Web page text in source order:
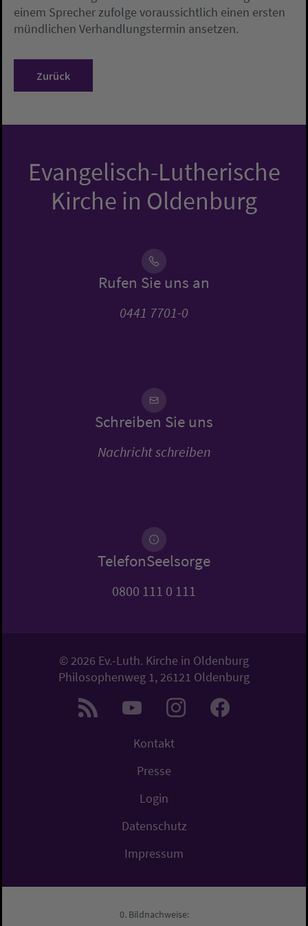
einem Sprecher zufolge voraussichtlich einen ersten
mündlichen Verhandlungstermin ansetzen.
Zurück
Evangelisch-Lutherische
Kirche in Oldenburg
Rufen Sie uns an
0441 7701-0
Schreiben Sie uns
Nachricht schreiben
TelefonSeelsorge
0800 111 0 111
© 2026 Ev.-Luth. Kirche in Oldenburg
Philosophenweg 1, 26121 Oldenburg
Kontakt
Presse
Login
Datenschutz
Impressum
Bildnachweise: